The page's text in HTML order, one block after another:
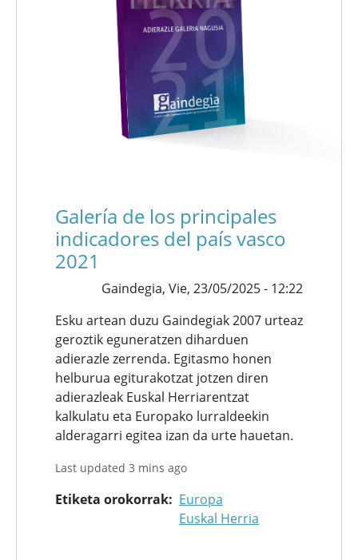
Galería de los principales
indicadores del país vasco
2021
Gaindegia, Vie, 23/05/2025 - 12:22
Esku artean duzu Gaindegiak 2007 urteaz
geroztik eguneratzen diharduen
adierazle zerrenda. Egitasmo honen
helburua egiturakotzat jotzen diren
adierazleak Euskal Herriarentzat
kalkulatu eta Europako lurraldeekin
alderagarri egitea izan da urte hauetan.
Last updated 3 mins ago
Etiketa orokorrak
Europa
Euskal Herria